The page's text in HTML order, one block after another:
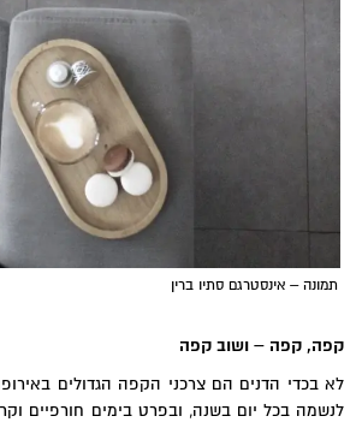
תמונה – אינסטרגם סתיו ברין
קפה, קפה – ושוב קפה
לא בכדי הדנים הם צרכני הקפה הגדולים
לנשמה בכל יום בשנה, ובפרט בימים חורפיים